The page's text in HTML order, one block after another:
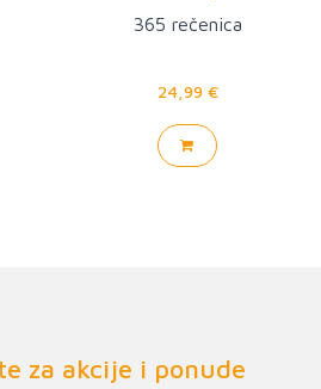
365 rečenica
24,99 €
za akcije i ponude